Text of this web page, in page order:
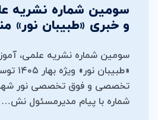
سومین شماره نشریه
و خبری «طبیبان نور»
سومین شماره نشریه علمی،
«طبیبان
تخصصی و فوق تخصصی نور
شماره با پیام مدیرمسئول نش…